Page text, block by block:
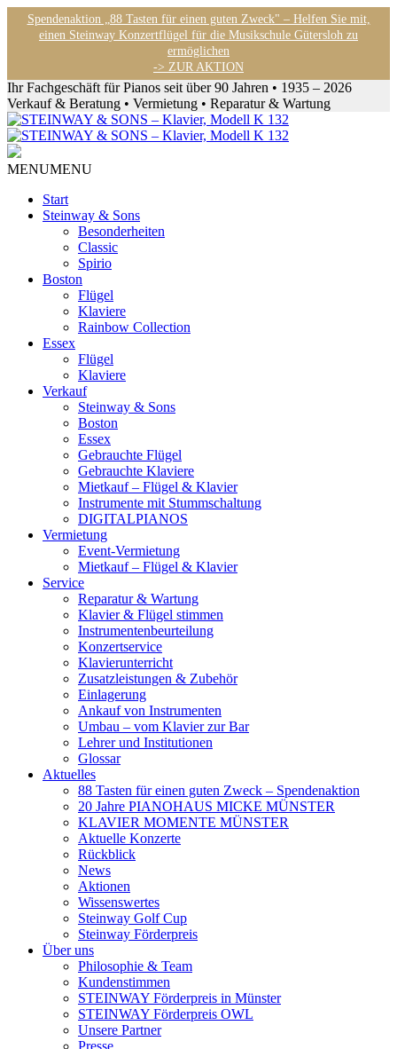
Spendenaktion „88 Tasten für einen guten Zweck" – Helfen Sie mit,
einen Steinway Konzertflügel für die Musikschule Gütersloh zu
ermöglichen
-> ZUR AKTION
Ihr Fachgeschäft für Pianos seit über 90 Jahren • 1935 – 2026
Verkauf & Beratung • Vermietung • Reparatur & Wartung
MENUMENU
Start
Steinway & Sons
Besonderheiten
Classic
Spirio
Boston
Flügel
Klaviere
Rainbow Collection
Essex
Flügel
Klaviere
Verkauf
Steinway & Sons
Boston
Essex
Gebrauchte Flügel
Gebrauchte Klaviere
Mietkauf – Flügel & Klavier
Instrumente mit Stummschaltung
DIGITALPIANOS
Vermietung
Event-Vermietung
Mietkauf – Flügel & Klavier
Service
Reparatur & Wartung
Klavier & Flügel stimmen
Instrumentenbeurteilung
Konzertservice
Klavierunterricht
Zusatzleistungen & Zubehör
Einlagerung
Ankauf von Instrumenten
Umbau – vom Klavier zur Bar
Lehrer und Institutionen
Glossar
Aktuelles
88 Tasten für einen guten Zweck – Spendenaktion
20 Jahre PIANOHAUS MICKE MÜNSTER
KLAVIER MOMENTE MÜNSTER
Aktuelle Konzerte
Rückblick
News
Aktionen
Wissenswertes
Steinway Golf Cup
Steinway Förderpreis
Über uns
Philosophie & Team
Kundenstimmen
STEINWAY Förderpreis in Münster
STEINWAY Förderpreis OWL
Unsere Partner
Presse